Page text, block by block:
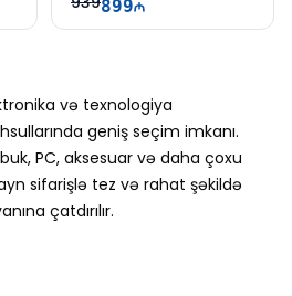
899
və texnologiya
geniş seçim imkanı.
PC, aksesuar və daha çoxu
sifarişlə tez və rahat şəkildə
çatdırılır.